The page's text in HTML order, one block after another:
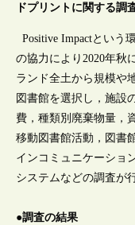
ドプリントに関する調
Positive Impactという
の協力により2020年秋
ランド全土から規模や
図書館を選択し，施設
費，種類別廃棄物量，
移動図書館活動，図書
インコミュニケーショ
システムなどの調査が
●調査の結果